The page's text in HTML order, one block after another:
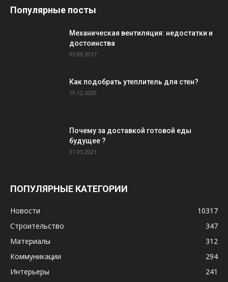
Популярные посты
Механическая вентиляция: недостатки и
достоинства
03.09.2017
Как подобрать утеплитель для стен?
19.12.2020
Почему за доставкой готовой еды
будущее ?
31.03.2021
ПОПУЛЯРНЫЕ КАТЕГОРИИ
Новости
10317
Строительство
347
Материалы
312
Коммуникации
294
Интерьеры
241